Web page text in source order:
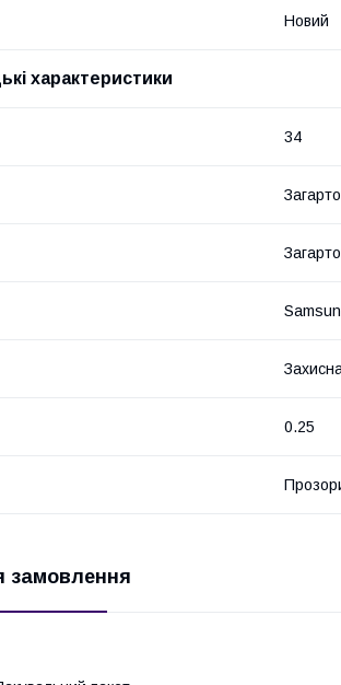
Новий
характеристики
34
0.25
замовлення